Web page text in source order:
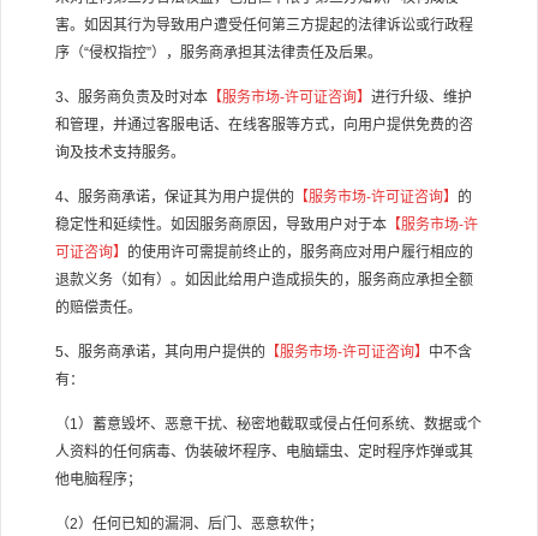
害。如因其行为导致用户遭受任何第三方提起的法律诉讼或行政程
序（“侵权指控”），服务商承担其法律责任及后果。
3、服务商负责及时对本 【服务市场-许可证咨询】 进行升级、维护
和管理，并通过客服电话、在线客服等方式，向用户提供免费的咨
询及技术支持服务。
4、服务商承诺，保证其为用户提供的 【服务市场-许可证咨询】 的
稳定性和延续性。如因服务商原因，导致用户对于本 【服务市场-许
可证咨询】 的使用许可需提前终止的，服务商应对用户履行相应的
退款义务（如有）。如因此给用户造成损失的，服务商应承担全额
的赔偿责任。
5、服务商承诺，其向用户提供的 【服务市场-许可证咨询】 中不含
有：
（1）蓄意毁坏、恶意干扰、秘密地截取或侵占任何系统、数据或个
人资料的任何病毒、伪装破坏程序、电脑蠕虫、定时程序炸弹或其
他电脑程序；
（2）任何已知的漏洞、后门、恶意软件；